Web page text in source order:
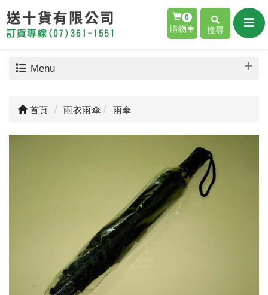
0
購物車 搜尋
Menu
首頁 雨衣雨傘 雨傘